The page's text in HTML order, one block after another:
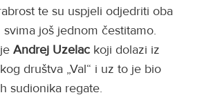
te su uspjeli odjedriti oba
još jednom čestitamo.
Andrej Uzelac koji dolazi iz
društva „Val“ i uz to je bio
sudionika regate.